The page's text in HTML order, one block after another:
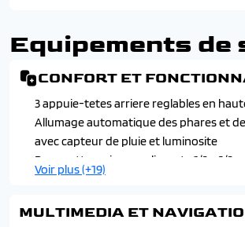
Equipements de
CONFORT ET
3 appuie-tetes arriere reglables en
Allumage automatique des phares et
avec capteur de pluie et luminosite
Banquette arriere coulissante 1/3 - 2/3
central
Chargeur smartphone a induction
Voir plus (+19)
MULTIMEDIA ET